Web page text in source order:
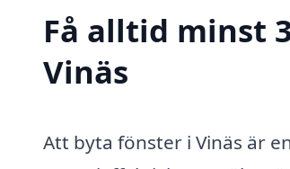
Få alltid minst
Vinäs
Att byta fönster i Vinäs är